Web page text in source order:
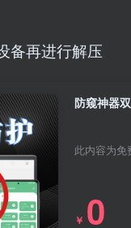
备再进行解压
防窥神器
此内容为免
￥ 0